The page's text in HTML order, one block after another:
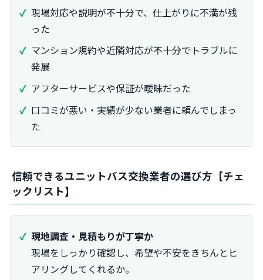
現場対応や説明が不十分で、仕上がりに不満が残
った
マンション規約や近隣対応が不十分でトラブルに
発展
アフターサービスや保証が曖昧だった
口コミが悪い・実績が少ない業者に頼んでしまっ
た
信頼できるユニットバス交換業者の選び方【チェ
ックリスト】
現地調査・見積もりが丁寧か
現場をしっかり確認し、希望や不安をきちんとヒ
アリングしてくれるか。